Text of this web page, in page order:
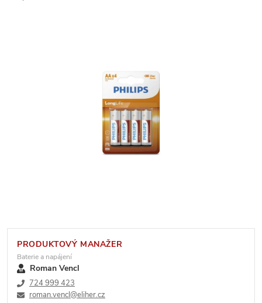
PRODUKTOVÝ MANAŽER
Baterie a napájení
Roman Vencl
724 999 423
roman.vencl@eliher.cz